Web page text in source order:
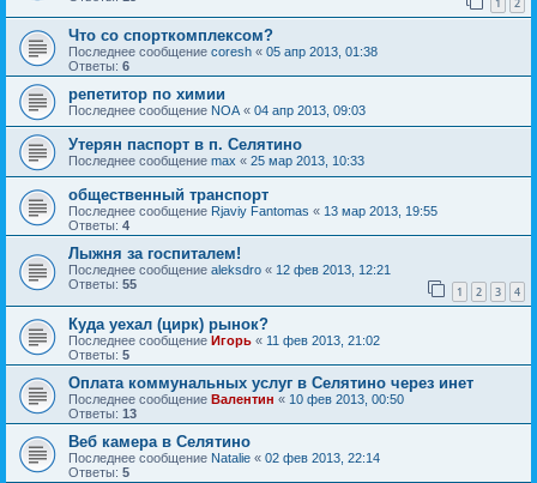
1 2
Что со спорткомплексом?
Последнее сообщение coresh « 05 апр 2013, 01:38
Ответы: 6
репетитор по химии
Последнее сообщение NOA « 04 апр 2013, 09:03
Утерян паспорт в п. Селятино
Последнее сообщение max « 25 мар 2013, 10:33
общественный транспорт
Последнее сообщение Rjaviy Fantomas « 13 мар 2013, 19:55
Ответы: 4
Лыжня за госпиталем!
Последнее сообщение aleksdro « 12 фев 2013, 12:21
Ответы: 55 1 2 3 4
Куда уехал (цирк) рынок?
Последнее сообщение Игорь « 11 фев 2013, 21:02
Ответы: 5
Оплата коммунальных услуг в Селятино через инет
Последнее сообщение Валентин « 10 фев 2013, 00:50
Ответы: 13
Веб камера в Селятино
Последнее сообщение Natalie « 02 фев 2013, 22:14
Ответы: 5